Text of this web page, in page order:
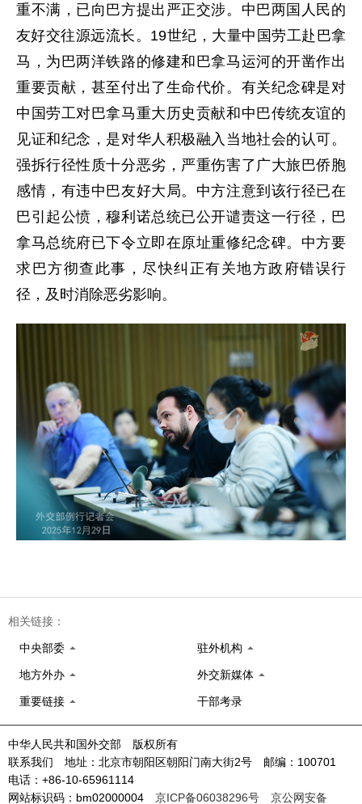
重不满，已向巴方提出严正交涉。中巴两国人民的
友好交往源远流长。19世纪，大量中国劳工赴巴拿
马，为巴两洋铁路的修建和巴拿马运河的开凿作出
重要贡献，甚至付出了生命代价。有关纪念碑是对
中国劳工对巴拿马重大历史贡献和中巴传统友谊的
见证和纪念，是对华人积极融入当地社会的认可。
强拆行径性质十分恶劣，严重伤害了广大旅巴侨胞
感情，有违中巴友好大局。中方注意到该行径已在
巴引起公愤，穆利诺总统已公开谴责这一行径，巴
拿马总统府已下令立即在原址重修纪念碑。中方要
求巴方彻查此事，尽快纠正有关地方政府错误行
径，及时消除恶劣影响。
相关链接：
中央部委 驻外机构
地方外办 外交新媒体
重要链接 干部考录
中华人民共和国外交部 版权所有
联系我们 地址：北京市朝阳区朝阳门南大街2号 邮编：100701
电话：+86-10-65961114
网站标识码：bm02000004 京ICP备06038296号 京公网安备